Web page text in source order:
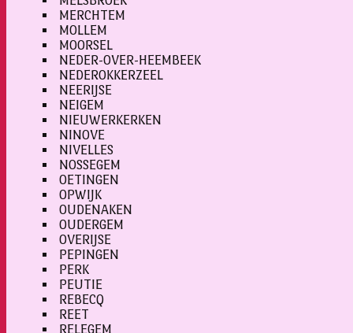
MERCHTEM
MOLLEM
MOORSEL
NEDER-OVER-HEEMBEEK
NEDEROKKERZEEL
NEERIJSE
NEIGEM
NIEUWERKERKEN
NINOVE
NIVELLES
NOSSEGEM
OETINGEN
OPWIJK
OUDENAKEN
OUDERGEM
OVERIJSE
PEPINGEN
PERK
PEUTIE
REBECQ
REET
RELEGEM